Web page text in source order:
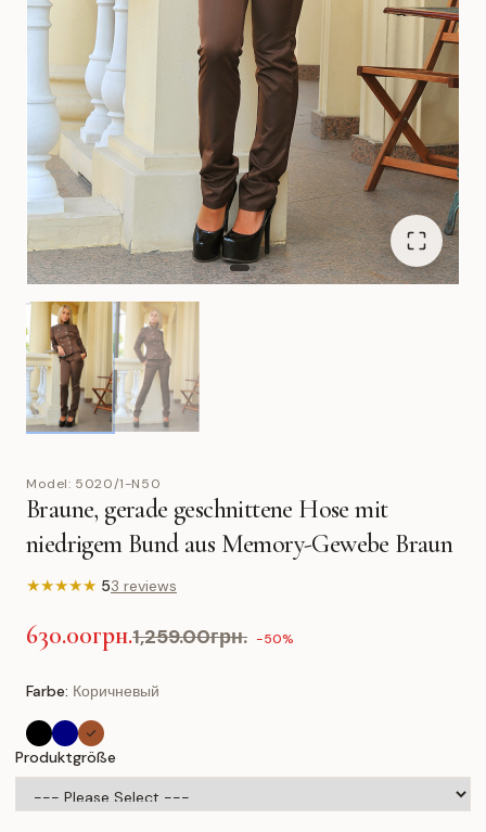
Model: 5020/1-N50
Braune, gerade geschnittene Hose mit
niedrigem Bund aus Memory-Gewebe Braun
★★★★★ 53 reviews
630.00грн.1,259.00грн. -50%
Farbe: Коричневый
Produktgröße